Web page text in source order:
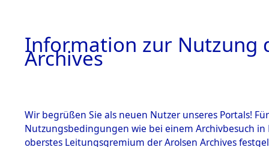
Information zur Nutzung
Archives
Wir begrüßen Sie als neuen Nutzer unseres Portals!
Nutzungsbedingungen wie bei einem Archivbesuch
oberstes Leitungsgremium der Arolsen Archives